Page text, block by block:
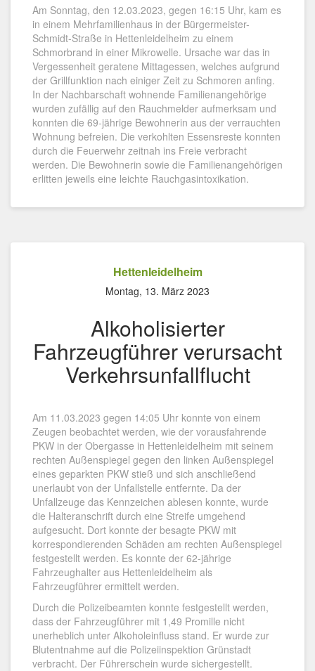
Am Sonntag, den 12.03.2023, gegen 16:15 Uhr, kam es
in einem Mehrfamilienhaus in der Bürgermeister-
Schmidt-Straße in Hettenleidelheim zu einem
Schmorbrand in einer Mikrowelle. Ursache war das in
Vergessenheit geratene Mittagessen, welches aufgrund
der Grillfunktion nach einiger Zeit zu Schmoren anfing.
In der Nachbarschaft wohnende Familienangehörige
wurden zufällig auf den Rauchmelder aufmerksam und
konnten die 69-jährige Bewohnerin aus der verrauchten
Wohnung befreien. Die verkohlten Essensreste konnten
durch die Feuerwehr zeitnah ins Freie verbracht
werden. Die Bewohnerin sowie die Familienangehörigen
erlitten jeweils eine leichte Rauchgasintoxikation.
Hettenleidelheim
Montag, 13. März 2023
Alkoholisierter
Fahrzeugführer verursacht
Verkehrsunfallflucht
Am 11.03.2023 gegen 14:05 Uhr konnte von einem
Zeugen beobachtet werden, wie der vorausfahrende
PKW in der Obergasse in Hettenleidelheim mit seinem
rechten Außenspiegel gegen den linken Außenspiegel
eines geparkten PKW stieß und sich anschließend
unerlaubt von der Unfallstelle entfernte. Da der
Unfallzeuge das Kennzeichen ablesen konnte, wurde
die Halteranschrift durch eine Streife umgehend
aufgesucht. Dort konnte der besagte PKW mit
korrespondierenden Schäden am rechten Außenspiegel
festgestellt werden. Es konnte der 62-jährige
Fahrzeughalter aus Hettenleidelheim als
Fahrzeugführer ermittelt werden.
Durch die Polizeibeamten konnte festgestellt werden,
dass der Fahrzeugführer mit 1,49 Promille nicht
unerheblich unter Alkoholeinfluss stand. Er wurde zur
Blutentnahme auf die Polizeiinspektion Grünstadt
verbracht. Der Führerschein wurde sichergestellt.